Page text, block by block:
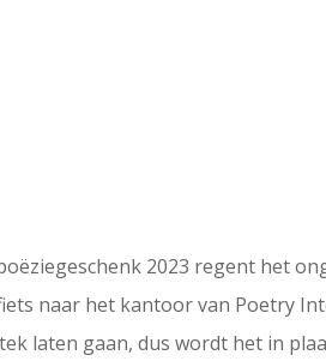
2023 regent het
naar het kantoor van Poetry
laten gaan, dus wordt het in